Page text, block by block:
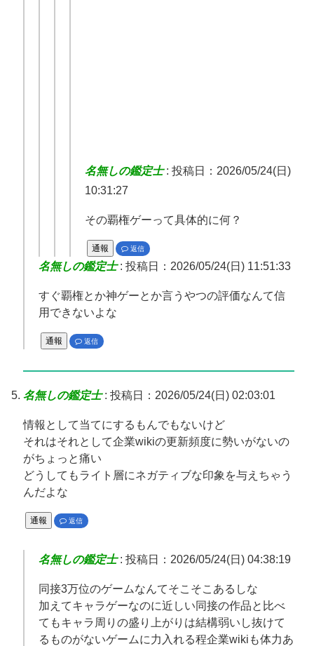
名無しの鑑定士: 投稿日：2026/05/24(日)
10:31:27
その覇権ゲーって具体的に何？
通報 返信
名無しの鑑定士: 投稿日：2026/05/24(日) 11:51:33
すぐ覇権とか神ゲーとか言うやつの評価なんて信
用できないよな
通報 返信
名無しの鑑定士: 投稿日：2026/05/24(日) 02:03:01
情報として当てにするもんでもないけど
それはそれとして企業wikiの更新頻度に勢いがないの
がちょっと痛い
どうしてもライト層にネガティブな印象を与えちゃう
んだよな
通報 返信
名無しの鑑定士: 投稿日：2026/05/24(日) 04:38:19
同接3万位のゲームなんてそこそこあるしな
加えてキャラゲーなのに近しい同接の作品と比べ
てもキャラ周りの盛り上がりは結構弱いし抜けて
るものがないゲームに力入れる程企業wikiも体力あ